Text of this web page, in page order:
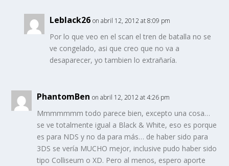
Leblack26 on abril 12, 2012 at 8:09 pm
Por lo que veo en el scan el tren de batalla no se
ve congelado, asi que creo que no va a
desaparecer, yo tambien lo extrañaría.
PhantomBen on abril 12, 2012 at 4:26 pm
Mmmmmmm todo parece bien, excepto una cosa…
se ve totalmente igual a Black & White, eso es porque
es para NDS y no da para más… de haber sido para
3DS se vería MUCHO mejor, inclusive pudo haber sido
tipo Colliseum o XD. Pero al menos, espero aporte